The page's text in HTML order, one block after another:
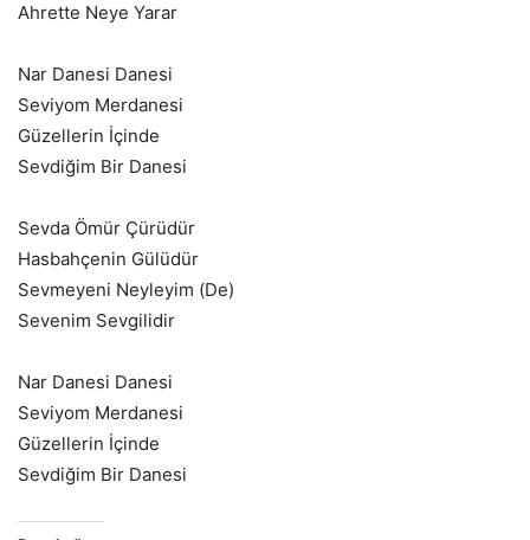
Ahrette Neye Yarar
Nar Danesi Danesi
Seviyom Merdanesi
Güzellerin İçinde
Sevdiğim Bir Danesi
Sevda Ömür Çürüdür
Hasbahçenin Gülüdür
Sevmeyeni Neyleyim (De)
Sevenim Sevgilidir
Nar Danesi Danesi
Seviyom Merdanesi
Güzellerin İçinde
Sevdiğim Bir Danesi